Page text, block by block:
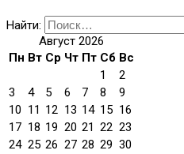
Найти:
Август 2026
Пн Вт Ср Чт Пт Сб Вс
1
2
3
4 5 6 7 8
9
10 11 12 13 14 15 16
17 18 19 20 21 22 23
24 25 26 27 28 29 30